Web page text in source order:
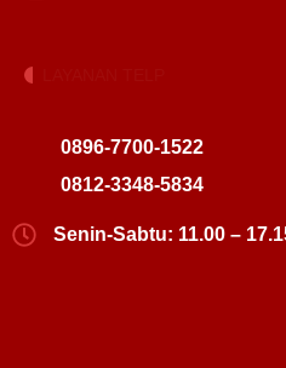
0896-7700-1522
0812-3348-5834
Senin-Sabtu: 11.00 –